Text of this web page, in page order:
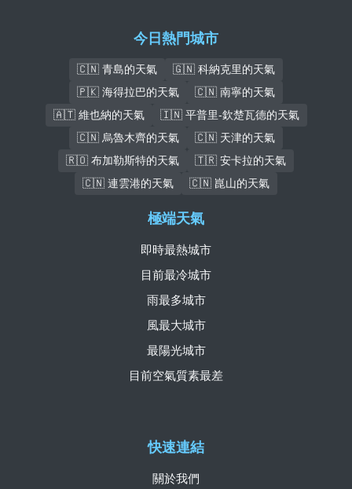
今日熱門城市
🇨🇳 青島的天氣
🇬🇳 科納克里的天氣
🇵🇰 海得拉巴的天氣
🇨🇳 南寧的天氣
🇦🇹 維也納的天氣
🇮🇳 平普里-欽楚瓦德的天氣
🇨🇳 烏魯木齊的天氣
🇨🇳 天津的天氣
🇷🇴 布加勒斯特的天氣
🇹🇷 安卡拉的天氣
🇨🇳 連雲港的天氣
🇨🇳 崑山的天氣
快速連結
關於我們
極端天氣
即時最熱城市
目前最冷城市
雨最多城市
風最大城市
最陽光城市
目前空氣質素最差